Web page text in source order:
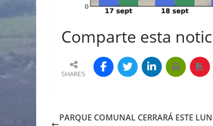
Comparte esta
SHARES
PARQUE COMUNAL CERRARÁ ESTE